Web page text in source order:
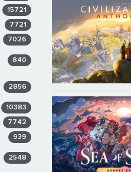
15721
7721
7026
840
2856
10383
7742
939
2548